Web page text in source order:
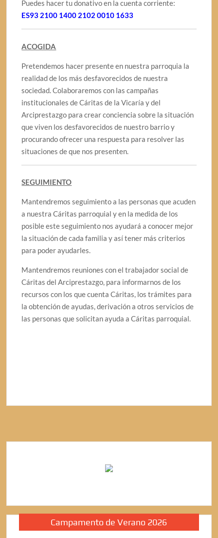
Puedes hacer tu donativo en la cuenta corriente:
ES93 2100 1400 2102 0010 1633
ACOGIDA
Pretendemos hacer presente en nuestra parroquia la
realidad de los más desfavorecidos de nuestra
sociedad. Colaboraremos con las campañas
institucionales de Cáritas de la Vicaría y del
Arciprestazgo para crear conciencia sobre la situación
que viven los desfavorecidos de nuestro barrio y
procurando ofrecer una respuesta para resolver las
situaciones de que nos presenten.
SEGUIMIENTO
Mantendremos seguimiento a las personas que acuden
a nuestra Cáritas parroquial y en la medida de los
posible este seguimiento nos ayudará a conocer mejor
la situación de cada familia y así tener más criterios
para poder ayudarles.
Mantendremos reuniones con el trabajador social de
Cáritas del Arciprestazgo, para informarnos de los
recursos con los que cuenta Cáritas, los trámites para
la obtención de ayudas, derivación a otros servicios de
las personas que solicitan ayuda a Cáritas parroquial.
Campamento de Verano 2026